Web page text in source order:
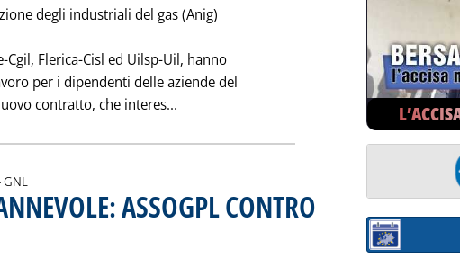
degli industriali del gas (Anig)
Flerica-Cisl ed Uilsp-Uil, hanno
per i dipendenti delle aziende del
contratto, che interes... Leggi tutta la notizia: 'GAS: NUOVO
GNL
ASSOGPL CONTRO
Sezione: